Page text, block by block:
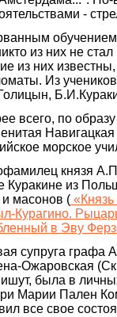
-
из них не
из них
Из
всего, по
морское
князя
Куракине из
и масонов (
Курагино.
в Эву
супруга графа
Ожаровская
была в
Марии Пален
все свое